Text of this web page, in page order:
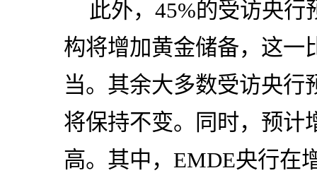
此外，45%的受访央
构将增加黄金储备，这一
当。其余大多数受访央行
将保持不变。同时，预计
高。其中，EMDE央行在